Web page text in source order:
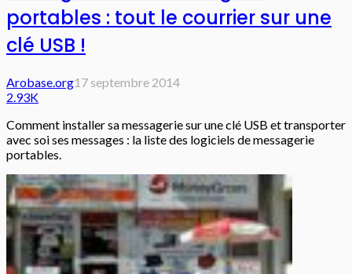
portables : tout le courrier sur une
clé USB !
Arobase.org17 septembre 2014
2.93K
Comment installer sa messagerie sur une clé USB et transporter
avec soi ses messages : la liste des logiciels de messagerie
portables.